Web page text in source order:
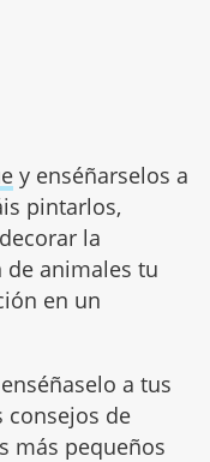
y enséñarselos a
pintarlos,
la
de animales tu
en un
a tus
consejos de
más pequeños